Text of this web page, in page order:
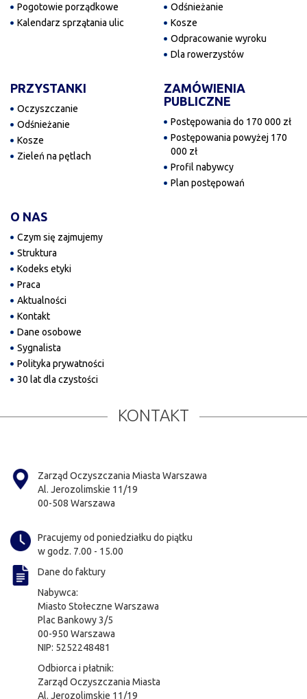
Pogotowie porządkowe
Kalendarz sprzątania ulic
Odśnieżanie
Kosze
Odpracowanie wyroku
Dla rowerzystów
PRZYSTANKI
Oczyszczanie
Odśnieżanie
Kosze
Zieleń na pętlach
ZAMÓWIENIA
PUBLICZNE
Postępowania do 170 000 zł
Postępowania powyżej 170
000 zł
Profil nabywcy
Plan postępowań
O NAS
Czym się zajmujemy
Struktura
Kodeks etyki
Praca
Aktualności
Kontakt
Dane osobowe
Sygnalista
Polityka prywatności
30 lat dla czystości
KONTAKT
Zarząd Oczyszczania Miasta Warszawa
Al. Jerozolimskie 11/19
00-508 Warszawa
Pracujemy od poniedziałku do piątku
w godz. 7.00 - 15.00
Dane do faktury
Nabywca:
Miasto Stołeczne Warszawa
Plac Bankowy 3/5
00-950 Warszawa
NIP: 5252248481
Odbiorca i płatnik:
Zarząd Oczyszczania Miasta
Al. Jerozolimskie 11/19